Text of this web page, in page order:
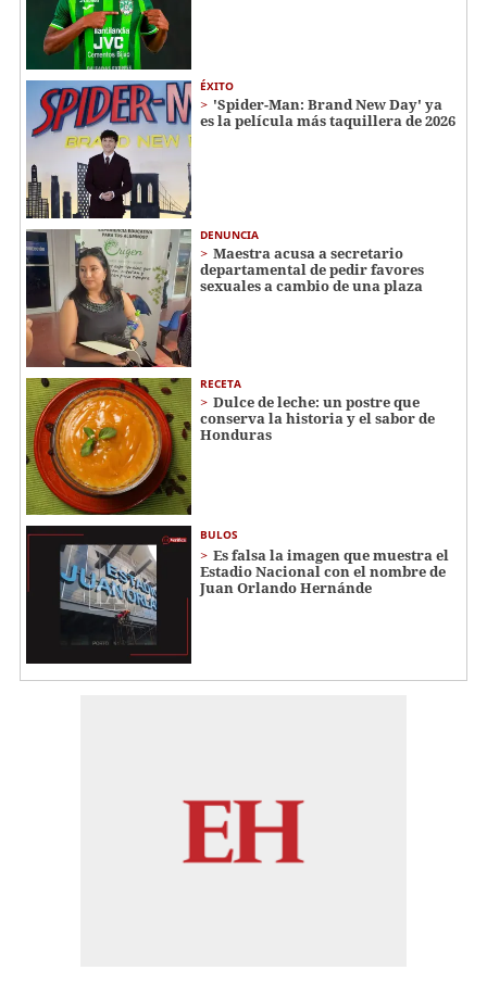
ÉXITO
'Spider-Man: Brand New Day' ya
es la película más taquillera de 2026
DENUNCIA
Maestra acusa a secretario
departamental de pedir favores
sexuales a cambio de una plaza
RECETA
Dulce de leche: un postre que
conserva la historia y el sabor de
Honduras
BULOS
Es falsa la imagen que muestra el
Estadio Nacional con el nombre de
Juan Orlando Hernánde